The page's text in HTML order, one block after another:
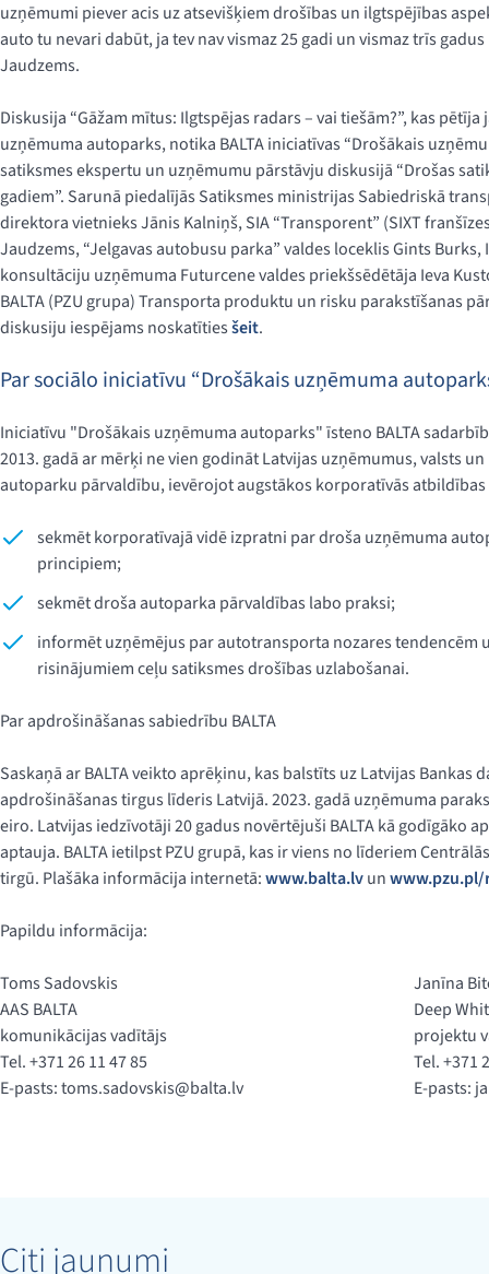
uzņēmumi piever acis uz atsevišķiem drošības un ilgtspējības
auto tu nevari dabūt, ja tev nav vismaz 25 gadi un vismaz trīs
Jaudzems.
Diskusija “Gāžam mītus: Ilgtspējas radars – vai tiešām?”, kas
uzņēmuma autoparks, notika BALTA iniciatīvas “Drošākais
satiksmes ekspertu un uzņēmumu pārstāvju diskusijā “Drošas
gadiem”. Sarunā piedalījās Satiksmes ministrijas Sabiedriskā
direktora vietnieks Jānis Kalniņš, SIA “Transporent” (SIXT
Jaudzems, “Jelgavas autobusu parka” valdes loceklis Gints
konsultāciju uzņēmuma Futurcene valdes priekšsēdētāja Ieva
BALTA (PZU grupa) Transporta produktu un risku parakstīšanas
diskusiju iespējams noskatītiesšeit.
Par sociālo iniciatīvu “Drošākais uzņēmuma
Iniciatīvu "Drošākais uzņēmuma autoparks" īsteno BALTA
2013. gadā ar mērķi ne vien godināt Latvijas uzņēmumus, valsts
autoparku pārvaldību, ievērojot augstākos korporatīvās
sekmēt korporatīvajā vidē izpratni par droša uzņēmuma
principiem;
sekmēt droša autoparka pārvaldības labo praksi;
informēt uzņēmējus par autotransporta nozares tendencēm
risinājumiem ceļu satiksmes drošības uzlabošanai.
Par apdrošināšanas sabiedrību BALTA
Saskaņā ar BALTA veikto aprēķinu, kas balstīts uz Latvijas Bankas
apdrošināšanas tirgus līderis Latvijā. 2023. gadā uzņēmuma
eiro. Latvijas iedzīvotāji 20 gadus novērtējuši BALTA kā godīgāko
aptauja. BALTA ietilpst PZU grupā, kas ir viens no līderiem
tirgū. Plašāka informācija internetā:www.balta.lvun
Papildu informācija:
Toms Sadovskis
AAS BALTA
komunikācijas vadītājs
Tel. +371 26 11 47 85
E-pasts:toms.sadovskis@balta.lv
Janīna
Deep
projektu
Tel. +371
E-pasts:
Citi jaunumi